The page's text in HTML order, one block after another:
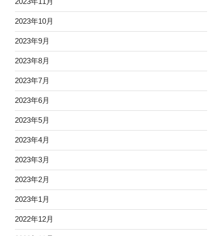
2023年10月
2023年9月
2023年8月
2023年7月
2023年6月
2023年5月
2023年4月
2023年3月
2023年2月
2023年1月
2022年12月